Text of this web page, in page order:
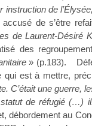
instruction de
de s’être
de Laurent-
des
» (p.183).
est à mettre,
C’était une guerre,
de réfugié (…)
débordement au